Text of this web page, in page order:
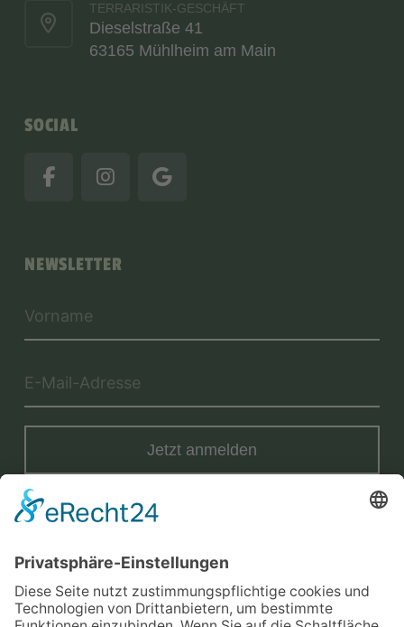
TERRARISTIK-GESCHÄFT
Dieselstraße 41
63165 Mühlheim am Main
SOCIAL
NEWSLETTER
Jetzt anmelden
Mit der Eintragung in dem Newsletter erkläre ich mich mit der
Datenschutzerklärungvon Terraristik District einverstanden.